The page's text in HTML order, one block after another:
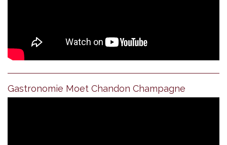
Gastronomie Moet Chandon Champagne